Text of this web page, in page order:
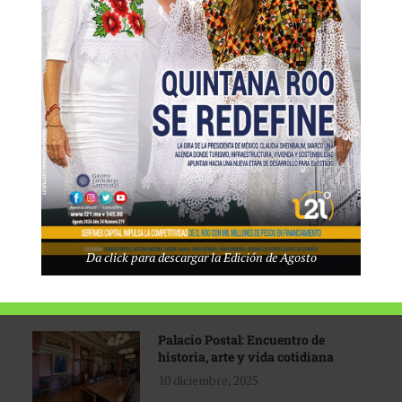
Tecnológico de Monterrey
3 agosto, 2026
Promoción turística con visión
1 abril, 2026
Industria global en
reconfiguración
31 marzo, 2026
Palacio Postal: Encuentro de
historia, arte y vida cotidiana
10 diciembre, 2025
Da click para descargar la Edición de Agosto